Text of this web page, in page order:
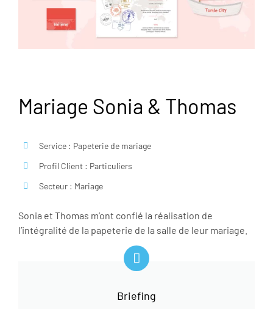
Mariage Sonia & Thomas
Service : Papeterie de mariage
Profil Client : Particuliers
Secteur : Mariage
Sonia et Thomas m’ont confié la réalisation de
l’intégralité de la papeterie de la salle de leur mariage.
Briefing